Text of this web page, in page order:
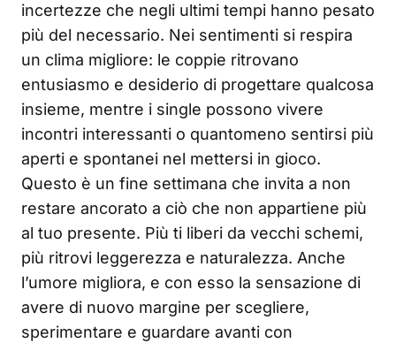
incertezze che negli ultimi tempi hanno pesato
più del necessario. Nei sentimenti si respira
un clima migliore: le coppie ritrovano
entusiasmo e desiderio di progettare qualcosa
insieme, mentre i single possono vivere
incontri interessanti o quantomeno sentirsi più
aperti e spontanei nel mettersi in gioco.
Questo è un fine settimana che invita a non
restare ancorato a ciò che non appartiene più
al tuo presente. Più ti liberi da vecchi schemi,
più ritrovi leggerezza e naturalezza. Anche
l’umore migliora, e con esso la sensazione di
avere di nuovo margine per scegliere,
sperimentare e guardare avanti con